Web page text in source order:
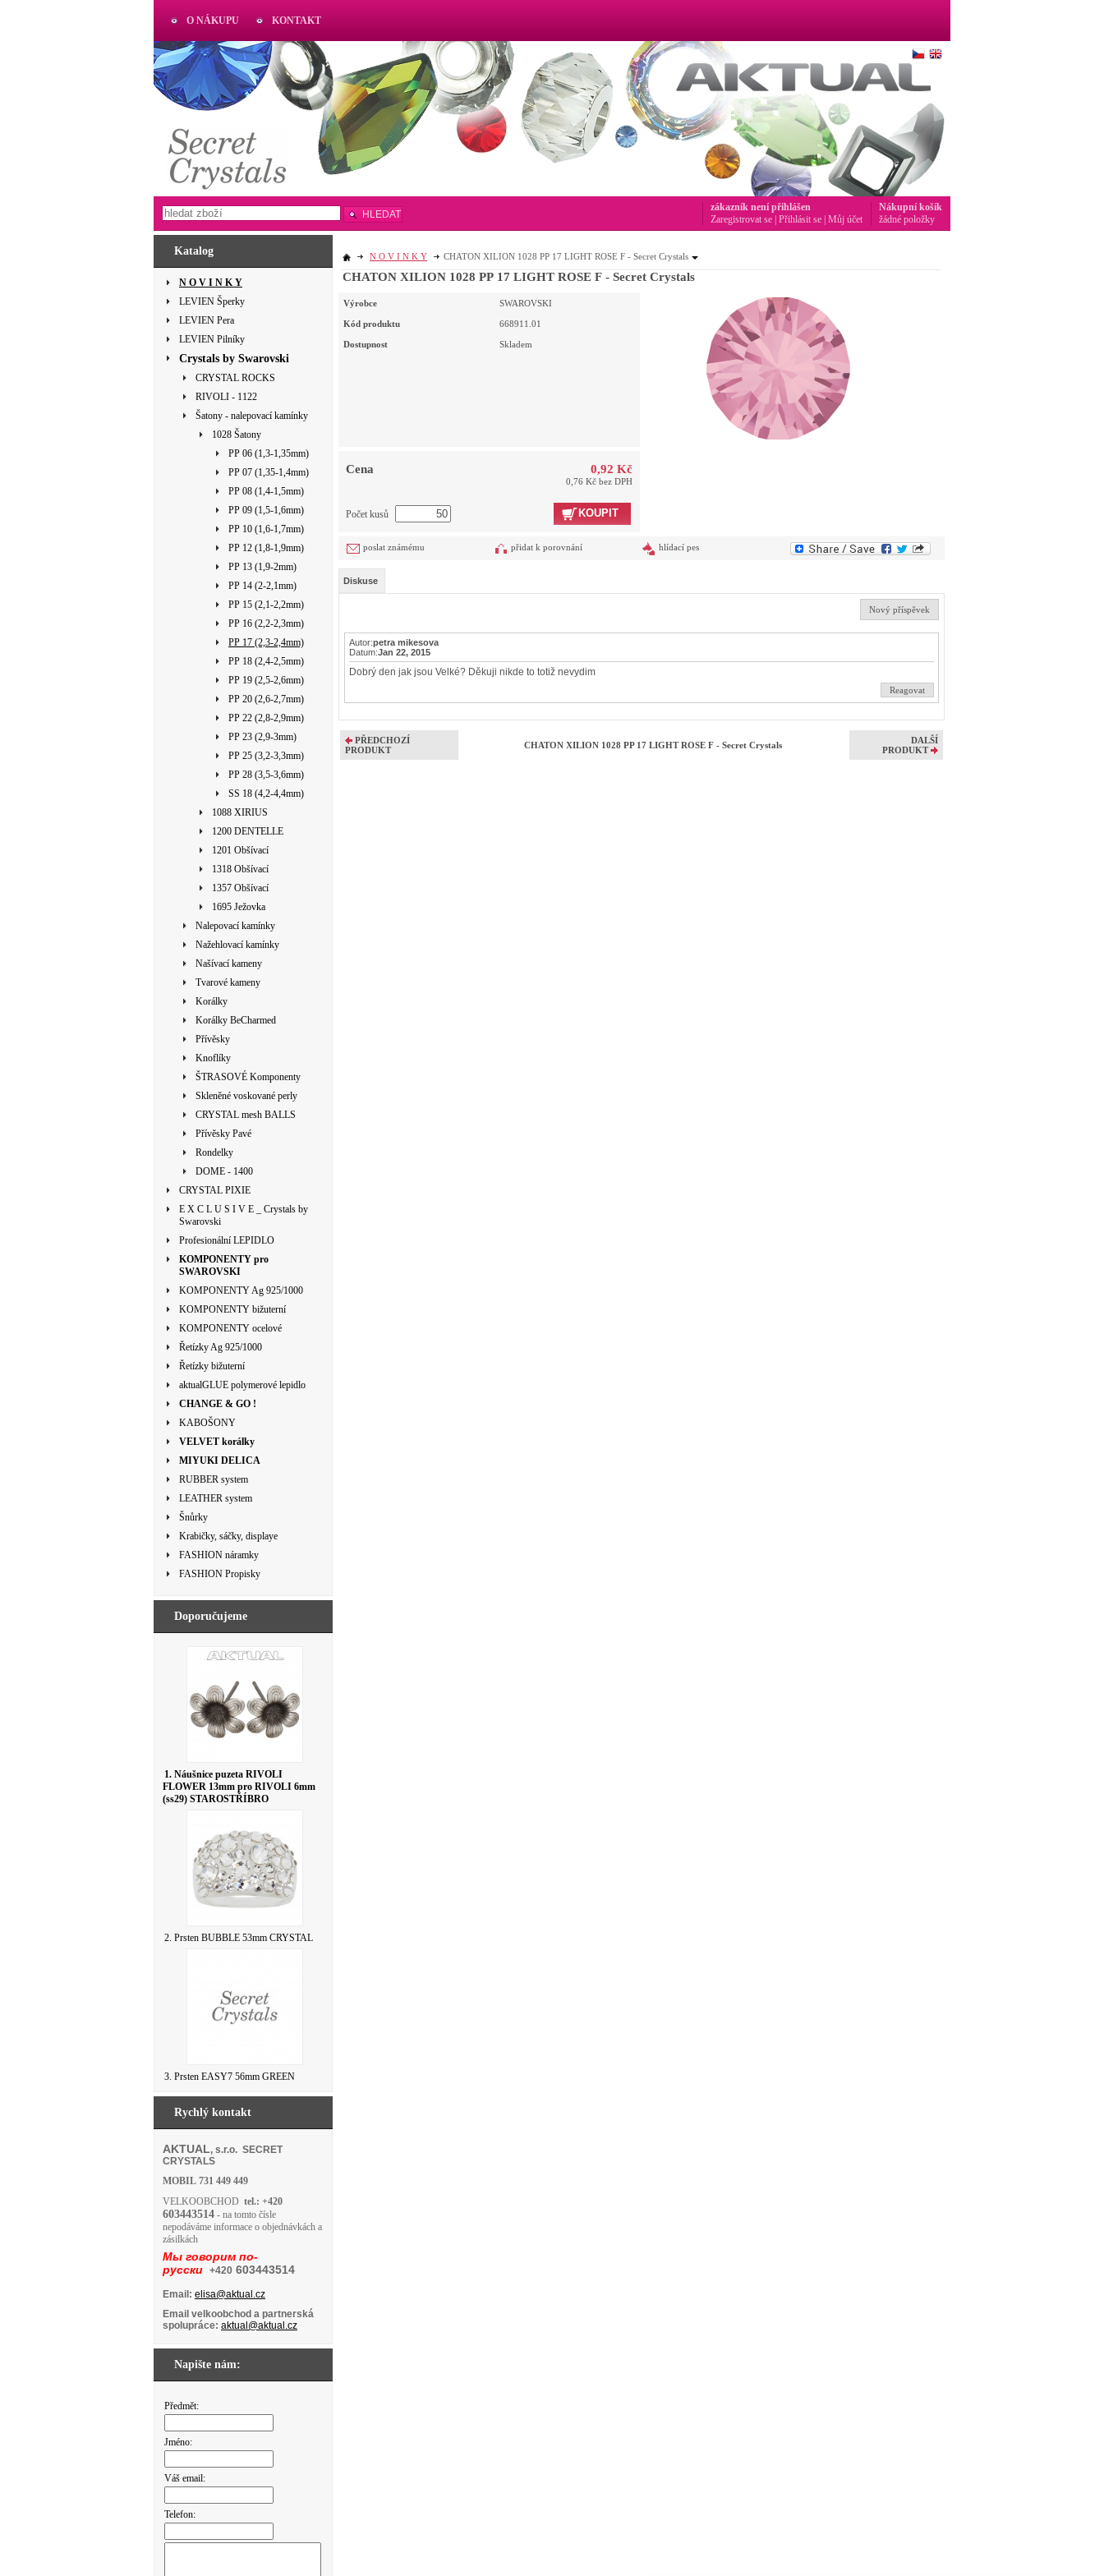
Katalog
N O V I N K Y
LEVIEN Šperky
LEVIEN Pera
LEVIEN Pilníky
Crystals by Swarovski
CRYSTAL ROCKS
RIVOLI - 1122
Šatony - nalepovací kamínky
1028 Šatony
PP 06 (1,3-1,35mm)
PP 07 (1,35-1,4mm)
PP 08 (1,4-1,5mm)
PP 09 (1,5-1,6mm)
PP 10 (1,6-1,7mm)
PP 12 (1,8-1,9mm)
PP 13 (1,9-2mm)
PP 14 (2-2,1mm)
PP 15 (2,1-2,2mm)
PP 16 (2,2-2,3mm)
PP 17 (2,3-2,4mm)
PP 18 (2,4-2,5mm)
PP 19 (2,5-2,6mm)
PP 20 (2,6-2,7mm)
PP 22 (2,8-2,9mm)
PP 23 (2,9-3mm)
PP 25 (3,2-3,3mm)
PP 28 (3,5-3,6mm)
SS 18 (4,2-4,4mm)
1088 XIRIUS
1200 DENTELLE
1201 Obšívací
1318 Obšívací
1357 Obšívací
1695 Ježovka
Nalepovací kamínky
Nažehlovací kamínky
Našívací kameny
Tvarové kameny
Korálky
Korálky BeCharmed
Přívěsky
Knoflíky
ŠTRASOVÉ Komponenty
Skleněné voskované perly
CRYSTAL mesh BALLS
Přívěsky Pavé
Rondelky
DOME - 1400
CRYSTAL PIXIE
E X C L U S I V E _ Crystals by
Swarovski
Profesionální LEPIDLO
KOMPONENTY pro
SWAROVSKI
KOMPONENTY Ag 925/1000
KOMPONENTY bižuterní
KOMPONENTY ocelové
Řetízky Ag 925/1000
Řetízky bižuterní
aktualGLUE polymerové lepidlo
CHANGE & GO !
KABOŠONY
VELVET korálky
MIYUKI DELICA
RUBBER system
LEATHER system
Šnůrky
Krabičky, sáčky, displaye
FASHION náramky
FASHION Propisky
Doporučujeme
1. Náušnice puzeta RIVOLI
FLOWER 13mm pro RIVOLI 6mm
(ss29) STAROSTŘÍBRO
2. Prsten BUBBLE 53mm CRYSTAL
3. Prsten EASY7 56mm GREEN
Rychlý kontakt
AKTUAL, s.r.o. SECRET
CRYSTALS
MOBIL 731 449 449
VELKOOBCHOD tel.: +420
603443514 - na tomto čísle
nepodáváme informace o objednávkách a
zásilkách
Мы говорим по-
русски +420 603443514
Email: elisa@aktual.cz
Email velkoobchod a partnerská
spolupráce: aktual@aktual.cz
Napište nám:
Předmět:
Jméno:
Váš email:
Telefon:
N O V I N K Y CHATON XILION 1028 PP 17 LIGHT ROSE F - Secret Crystals
CHATON XILION 1028 PP 17 LIGHT ROSE F - Secret Crystals
Výrobce SWAROVSKI
Kód produktu 668911.01
Dostupnost Skladem
Cena 0,92 Kč
0,76 Kč bez DPH
Počet kusů KOUPIT
poslat známému přidat k porovnání hlídací pes
Diskuse
Nový příspěvek
Autor:petra mikesova
Datum:Jan 22, 2015
Dobrý den jak jsou Velké? Děkuji nikde to totiž nevydim
Reagovat
PŘEDCHOZÍ
PRODUKT
CHATON XILION 1028 PP 17 LIGHT ROSE F - Secret Crystals
DALŠÍ
PRODUKT
O NÁKUPU KONTAKT
AKTUAL
www.aktual-koralky.cz
HLEDAT
Nákupní košík
žádné položky
zákazník není přihlášen
Zaregistrovat se Přihlásit se Můj účet